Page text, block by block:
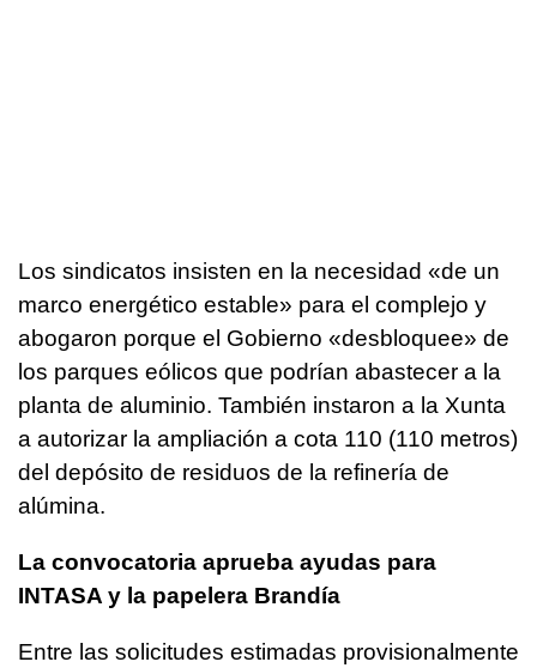
Los sindicatos insisten en la necesidad «de un
marco energético estable» para el complejo y
abogaron porque el Gobierno «desbloquee» de
los parques eólicos que podrían abastecer a la
planta de aluminio. También instaron a la Xunta
a autorizar la ampliación a cota 110 (110 metros)
del depósito de residuos de la refinería de
alúmina.
La convocatoria aprueba ayudas para
INTASA y la papelera Brandía
Entre las solicitudes estimadas provisionalmente